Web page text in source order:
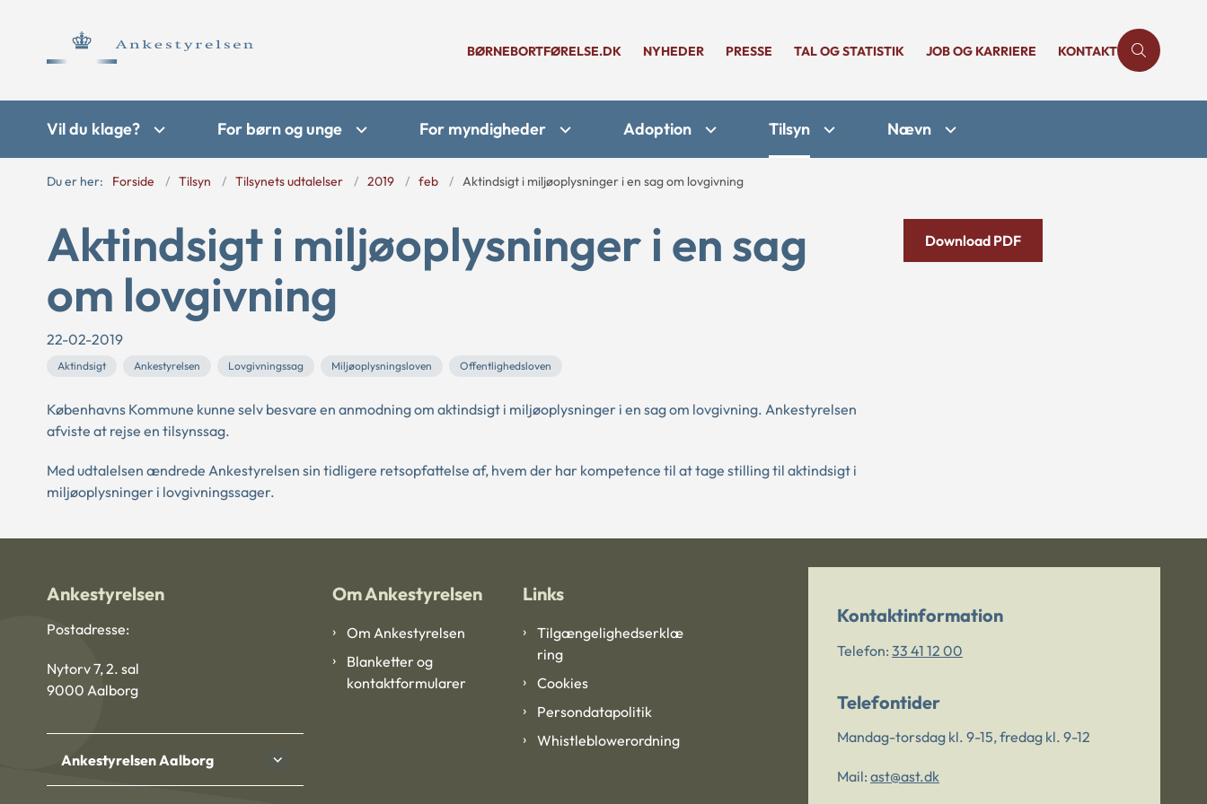
BØRNEBORTFØRELSE.DK NYHEDER PRESSE TAL OG STATISTIK JOB OG KARRIERE KONTAKT
Vil du klage? For børn og unge For myndigheder Adoption Tilsyn Nævn
Du er her: Forside Tilsyn Tilsynets udtalelser 2019 feb Aktindsigt i miljøoplysninger i en sag om lovgivning
Aktindsigt i miljøoplysninger i en sag
om lovgivning
22-02-2019
Aktindsigt Ankestyrelsen Lovgivningssag Miljøoplysningsloven Offentlighedsloven
Københavns Kommune kunne selv besvare en anmodning om aktindsigt i miljøoplysninger i en sag om lovgivning. Ankestyrelsen
afviste at rejse en tilsynssag.
Med udtalelsen ændrede Ankestyrelsen sin tidligere retsopfattelse af, hvem der har kompetence til at tage stilling til aktindsigt i
miljøoplysninger i lovgivningssager.
Download PDF
Ankestyrelsen
Postadresse:
Nytorv 7, 2. sal
9000 Aalborg
Ankestyrelsen Aalborg
Om Ankestyrelsen
Om Ankestyrelsen
Blanketter og
kontaktformularer
Links
Tilgængelighedserklæ
ring
Cookies
Persondatapolitik
Whistleblowerordning
Kontaktinformation
Telefon: 33 41 12 00
Telefontider
Mandag-torsdag kl. 9-15, fredag kl. 9-12
Mail: ast@ast.dk